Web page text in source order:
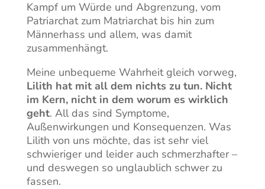
Kampf um Würde und Abgrenzung, vom
Patriarchat zum Matriarchat bis hin zum
Männerhass und allem, was damit
zusammenhängt.
Meine unbequeme Wahrheit gleich vorweg,
Lilith hat mit all dem nichts zu tun. Nicht
im Kern, nicht in dem worum es wirklich
geht. All das sind Symptome,
Außenwirkungen und Konsequenzen. Was
Lilith von uns möchte, das ist sehr viel
schwieriger und leider auch schmerzhafter –
und deswegen so unglaublich schwer zu
fassen.